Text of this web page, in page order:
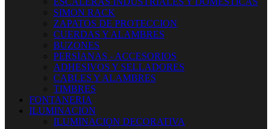
SIMON RACK
ZAPATOS DE PROTECCION
CUERDAS Y ALAMBRES
BUZONES
PERSIANAS - ACCESORIOS
ADHESIVOS Y SELLADORES
CABLES Y ALAMBRES
TIMBRES
FONTANERIA
ILUMINACION
ILUMINACION DECORATIVA